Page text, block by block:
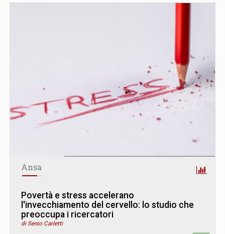
Ansa
Povertà e stress accelerano
l'invecchiamento del cervello: lo studio che
preoccupa i ricercatori
di Senio Carletti